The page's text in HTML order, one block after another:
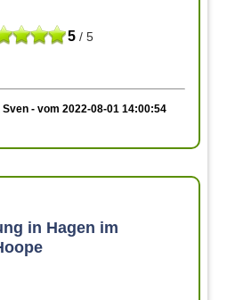
5 / 5
- vom 2022-08-01 14:00:54
in Hagen im